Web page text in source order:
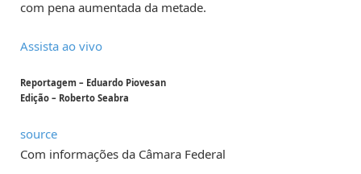
com pena aumentada da metade.
Assista ao vivo
Reportagem – Eduardo Piovesan
Edição – Roberto Seabra
source
Com informações da Câmara Federal